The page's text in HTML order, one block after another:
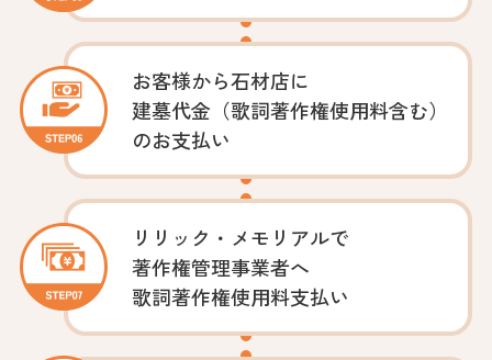
お客様から石材店に
建墓代金（歌詞著作権使用料含む）
のお支払い
リリック・メモリアルで
著作権管理事業者へ
歌詞著作権使用料支払い